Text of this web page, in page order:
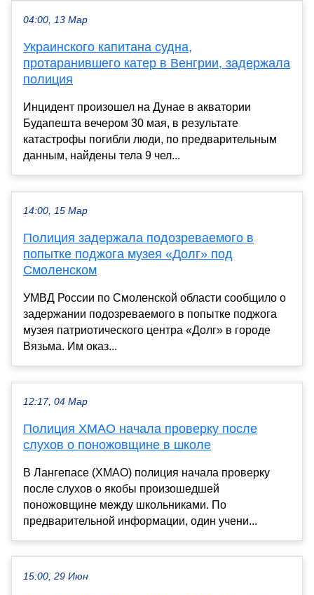
04:00, 13 Мар
Украинского капитана судна,
протаранившего катер в Венгрии, задержала
полиция
Инцидент произошел на Дунае в акватории
Будапешта вечером 30 мая, в результате
катастрофы погибли люди, по предварительным
данным, найдены тела 9 чел...
14:00, 15 Мар
Полиция задержала подозреваемого в
попытке поджога музея «Долг» под
Смоленском
УМВД России по Смоленской области сообщило о
задержании подозреваемого в попытке поджога
музея патриотического центра «Долг» в городе
Вязьма. Им оказ...
12:17, 04 Мар
Полиция ХМАО начала проверку после
слухов о поножовщине в школе
В Лангепасе (ХМАО) полиция начала проверку
после слухов о якобы произошедшей
поножовщине между школьниками. По
предварительной информации, один учени...
15:00, 29 Июн